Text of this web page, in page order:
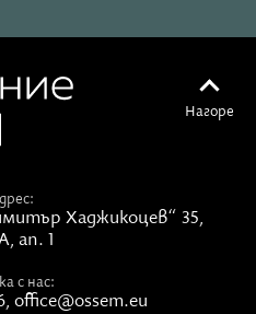
Нагоре
Хаджикоцев“ 35,
ап. 1
с нас:
, office@ossem.eu